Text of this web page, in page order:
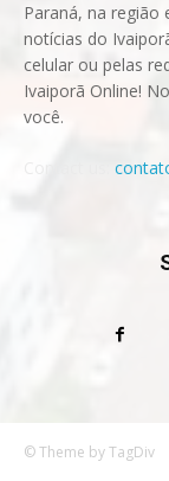
Paraná, na região
notícias do
celular ou pelas
Ivaiporã Online!
você.
© Theme by TagDiv